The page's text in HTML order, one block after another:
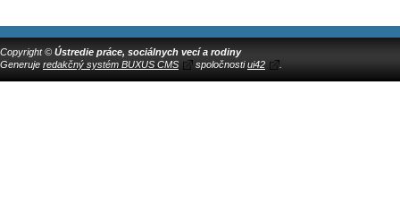
Copyright © Ústredie práce, sociálnych vecí a rodiny
Generuje redakčný systém BUXUS CMS spoločnostiui42